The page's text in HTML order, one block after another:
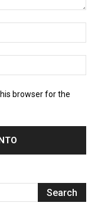
browser for the